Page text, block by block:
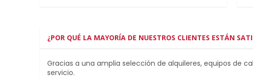
¿POR QUÉ LA MAYORÍA DE NUESTROS CLIENTES ESTÁN
Gracias a una amplia selección de alquileres, equipos de
servicio.